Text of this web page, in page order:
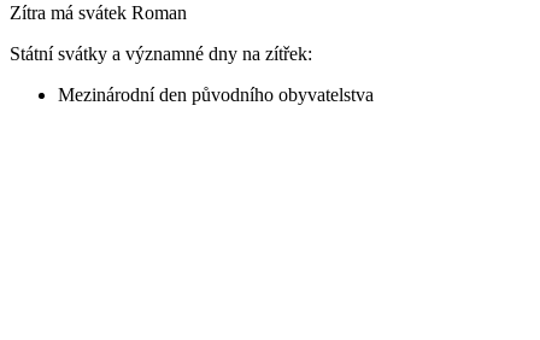
Zítra má svátek Roman
Státní svátky a významné dny na zítřek:
Mezinárodní den původního obyvatelstva